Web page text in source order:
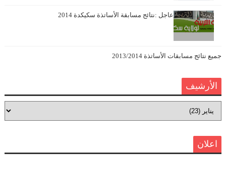
عاجل :نتائج مسابقة الأساتذة سكيكدة 2014
جميع نتائج مسابقات الأساتذة 2013/2014
الأرشيف
اعلان